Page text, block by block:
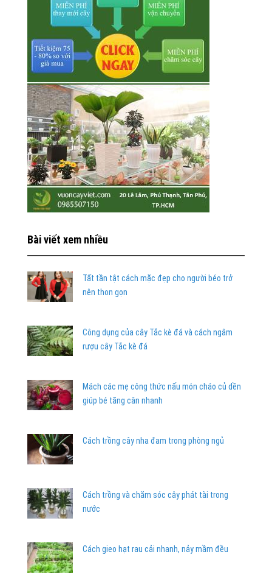
Bài viết xem nhiều
Tất tần tật cách mặc đẹp cho người béo trở
nên thon gọn
Công dụng của cây Tắc kè đá và cách ngâm
rượu cây Tắc kè đá
Mách các mẹ công thức nấu món cháo củ dền
giúp bé tăng cân nhanh
Cách trồng cây nha đam trong phòng ngủ
Cách trồng và chăm sóc cây phát tài trong
nước
Cách gieo hạt rau cải nhanh, nảy mầm đều